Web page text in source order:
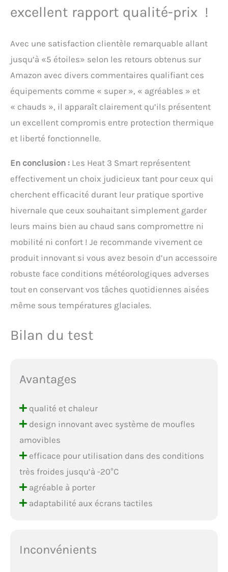
excellent rapport qualité-prix !
Avec une satisfaction clientèle remarquable allant
jusqu’à «5 étoiles» selon les retours obtenus sur
Amazon avec divers commentaires qualifiant ces
équipements comme « super », « agréables » et
« chauds », il apparaît clairement qu’ils présentent
un excellent compromis entre protection thermique
et liberté fonctionnelle.
En conclusion : Les Heat 3 Smart représentent
effectivement un choix judicieux tant pour ceux qui
cherchent efficacité durant leur pratique sportive
hivernale que ceux souhaitant simplement garder
leurs mains bien au chaud sans compromettre ni
mobilité ni confort ! Je recommande vivement ce
produit innovant si vous avez besoin d’un accessoire
robuste face conditions météorologiques adverses
tout en conservant vos tâches quotidiennes aisées
même sous températures glaciales.
Bilan du test
Avantages
qualité et chaleur
design innovant avec système de moufles
amovibles
efficace pour utilisation dans des conditions
très froides jusqu’à -20°C
agréable à porter
adaptabilité aux écrans tactiles
Inconvénients